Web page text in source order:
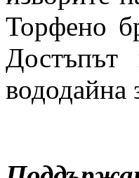
Торфено
вододайна